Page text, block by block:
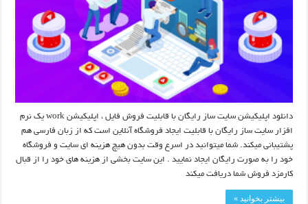
دانلود اپلیکیشن سایت ساز رایگان با قابلیت فروش فایل ، اپلیکیشن work یک نرم
افزار سایت ساز رایگان با قابلیت ایجاد فروشگاه آنلاین است که از زبان فارسی هم
پشتیبانی میکند. شما میتوانید در اسرع وقت بدون هیچ هزینه ای سایت و فروشگاه
خود را به صورت رایگان ایجاد نمایید . این سایت بخشی از هزینه های خود را از قبال
کارمزد فروش شما دریافت میکند
بیشتر بخوانید »